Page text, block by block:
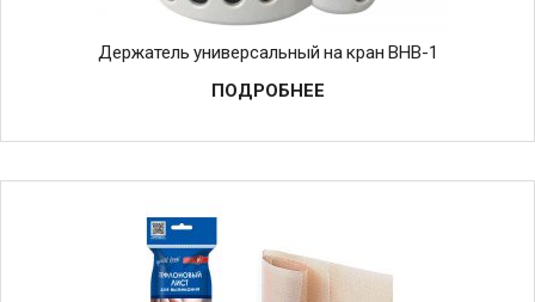
Держатель универсальный на кран BHB-1
ПОДРОБНЕЕ